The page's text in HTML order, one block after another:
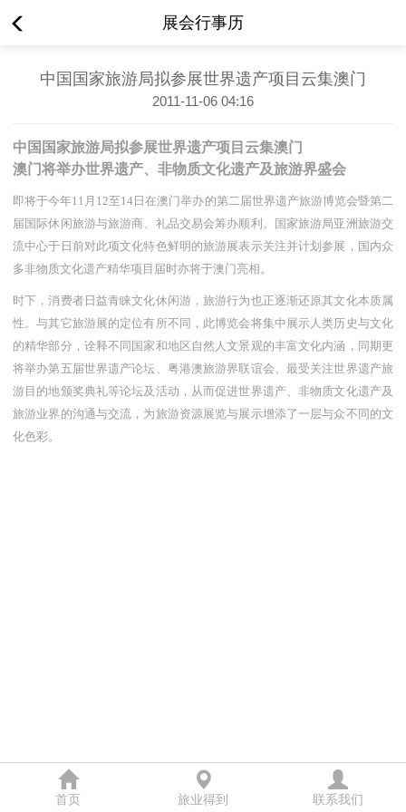
展会行事历
中国国家旅游局拟参展世界遗产项目云集澳门
2011-11-06 04:16
中国国家旅游局拟参展世界遗产项目云集澳门
澳门将举办世界遗产、非物质文化遗产及旅游界盛会
即将于今年11月12至14日在澳门举办的第二届世界遗产旅游博览会暨第二
届国际休闲旅游与旅游商、礼品交易会筹办顺利。国家旅游局亚洲旅游交
流中心于日前对此项文化特色鲜明的旅游展表示关注并计划参展，国内众
多非物质文化遗产精华项目届时亦将于澳门亮相。
时下，消费者日益青睐文化休闲游，旅游行为也正逐渐还原其文化本质属
性。与其它旅游展的定位有所不同，此博览会将集中展示人类历史与文化
的精华部分，诠释不同国家和地区自然人文景观的丰富文化内涵，同期更
将举办第五届世界遗产论坛、粤港澳旅游界联谊会、最受关注世界遗产旅
游目的地颁奖典礼等论坛及活动，从而促进世界遗产、非物质文化遗产及
旅游业界的沟通与交流，为旅游资源展览与展示增添了一层与众不同的文
化色彩。
首页 旅业得到 联系我们